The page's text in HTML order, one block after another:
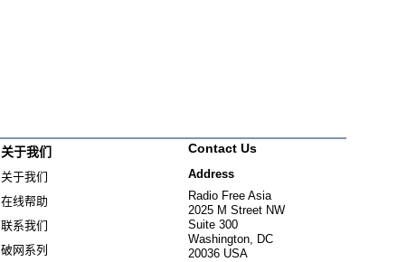
关于我们
关于我们
在线帮助
联系我们
破网系列
Contact Us
Address
Radio Free Asia
2025 M Street NW
Suite 300
Washington, DC
20036 USA